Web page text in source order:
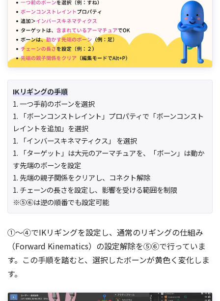
IKリギングの手順
1. 一つ手前のボーンを選択
1. 「ボーンコンストレイント」プロパティで「ボーンコンスト
レイントを追加」を選択
1. 「インバースキネマティクス」 を選択
1. 「ターゲット」は大元のアーマチュアを、「ボーン」は動か
す先端のボーンを設定
1. 先端の親子関係をクリアし、コネクト解除
1. チェーンの長さを設定し、影響を受ける範囲を制限
※⑤⑥は逆の順番でも設定可能
①～④でIKリギングを設定し、通常のリギングの仕組み
（Forward Kinematics）の設定解除を⑤⑥で行っていま
す。この手順を踏むと、選択したボーンが黄色く変化しま
す。